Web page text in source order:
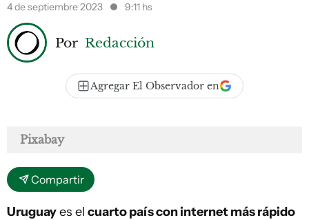
4 de septiembre 2023
9:11 hs
Por Redacción
Agregar El Observador en
Pixabay
Compartir
Uruguayes el cuarto país con internet más rápido